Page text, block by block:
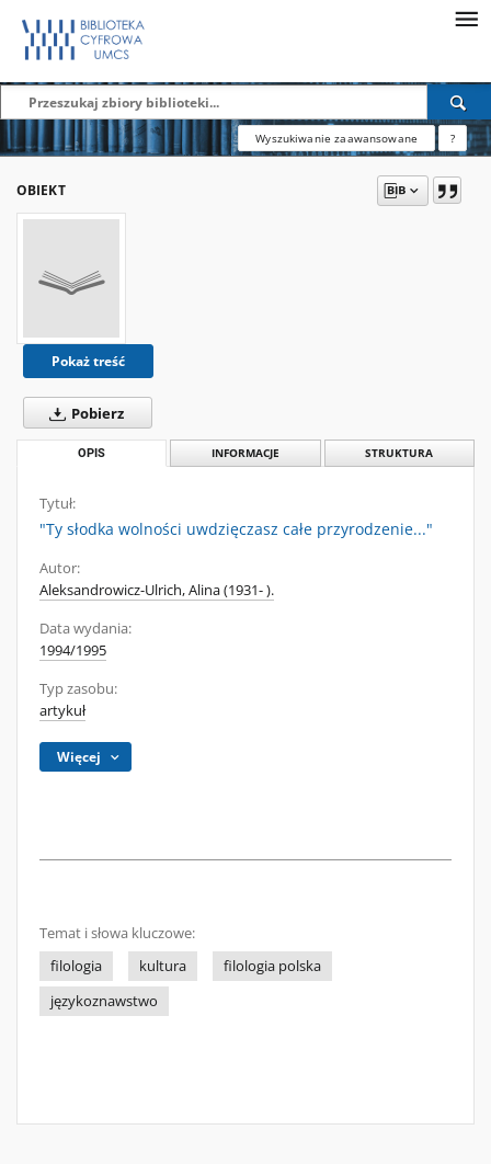
Wyszukiwanie zaawansowane ?
OBIEKT
Pokaż treść
Pobierz
OPIS INFORMACJE STRUKTURA
Tytuł:
"Ty słodka wolności uwdzięczasz całe przyrodzenie..."
Autor:
Aleksandrowicz-Ulrich, Alina (1931- ).
Data wydania:
1994/1995
Typ zasobu:
artykuł
Więcej
Temat i słowa kluczowe:
filologia
kultura
filologia polska
językoznawstwo